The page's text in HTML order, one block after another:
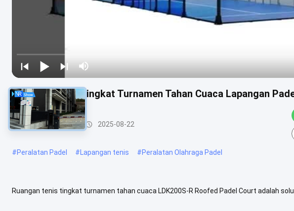
Fasilitas Tenis Tingkat Turnamen Tahan Cuaca Lapangan
Pengadilan padel 2025-08-22
#Peralatan Padel #Lapangan tenis #Peralatan Olahraga Padel
Ruangan tenis tingkat turnamen tahan cuaca LDK200S-R Roofed Padel Court adalah